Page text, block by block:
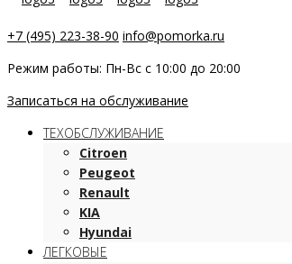
+7 (495) 223-38-90 info@pomorka.ru
Режим работы: Пн-Вс с 10:00 до 20:00
Записаться на обслуживание
ТЕХОБСЛУЖИВАНИЕ
Citroen
Peugeot
Renault
KIA
Hyundai
ЛЕГКОВЫЕ